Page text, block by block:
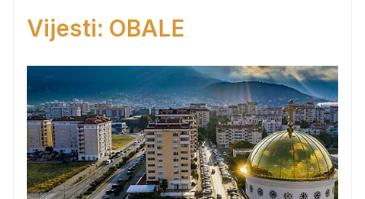
Vijesti: OBALE